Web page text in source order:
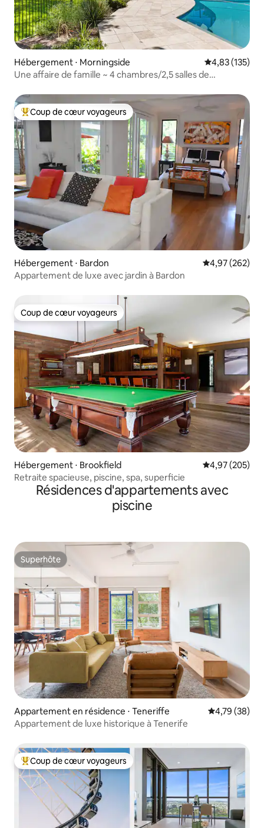
Hébergement ⋅ Morningside Évaluation
4,83 (135)
Une affaire de famille ~ 4 chambres/2,5 salles de
Coups de cœur voyageurs les plus appréciés
Coup de cœur voyageurs
Hébergement ⋅ Bardon Évaluation
4,97 (262)
Appartement de luxe avec jardin à Bardon
Coup de cœur voyageurs
Coup de cœur voyageurs
Hébergement ⋅ Brookfield Évaluation
4,97 (205)
Retraite spacieuse, piscine, spa, superficie
Résidences d'appartements avec
piscine
Superhôte
Superhôte
Appartement en résidence ⋅ Teneriffe Évaluation
4,79 (38)
Appartement de luxe historique à Tenerife
Coups de cœur voyageurs les plus appréciés
Coup de cœur voyageurs